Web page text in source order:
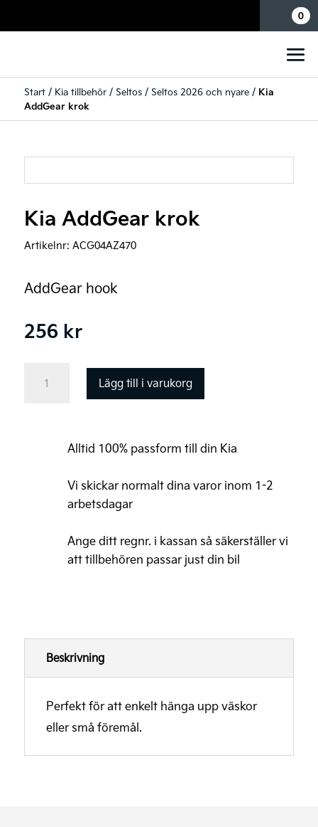
0
Start/ Kia tillbehör/ Seltos/ Seltos 2026 och nyare/ Kia
AddGear krok
Kia AddGear krok
Artikelnr: ACG04AZ470
AddGear hook
256 kr
Lägg till i varukorg
Alltid 100% passform till din Kia
Vi skickar normalt dina varor inom 1-2
arbetsdagar
Ange ditt regnr. i kassan så säkerställer vi
att tillbehören passar just din bil
Beskrivning
Perfekt för att enkelt hänga upp väskor
eller små föremål.